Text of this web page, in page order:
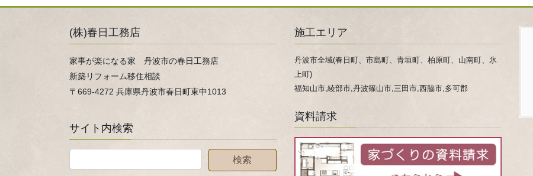
(株)春日工務店
家事が楽になる家 丹波市の春日工務店
新築リフォーム移住相談
〒669-4272 兵庫県丹波市春日町東中1013
サイト内検索
施工エリア
丹波市全域(春日町、市島町、青垣町、柏原町、山南町、氷
上町)
福知山市,綾部市,丹波篠山市,三田市,西脇市,多可郡
資料請求